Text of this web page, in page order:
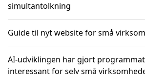
simultantolkning
Guide til nyt website for små
AI-udviklingen har gjort
interessant for selv små